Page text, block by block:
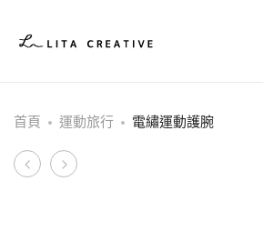
首頁 運動旅行 電繡運動護腕
Product
夾摺